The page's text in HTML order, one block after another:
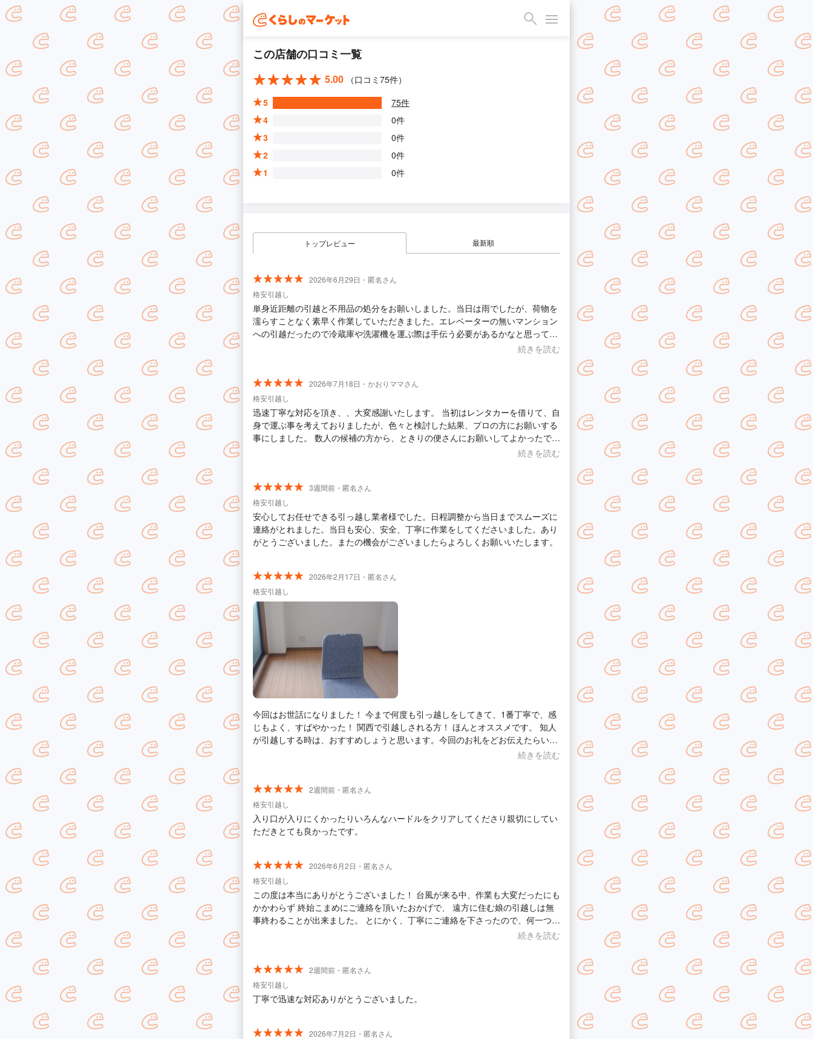
この店舗の口コミ一覧
5.00
（口コミ75件）
5
75件
4
0件
3
0件
2
0件
1
0件
トップレビュー 最新順
2026年6月29日・匿名さん
格安引越し
単身近距離の引越と不用品の処分をお願いしました。当日は雨でしたが、荷物を
濡らすことなく素早く作業していただきました。エレベーターの無いマンション
への引越だったので冷蔵庫や洗濯機を運ぶ際は手伝う必要があるかなと思ってま
したが、一人で運び上げていただき驚き感心しました。不用品の処分も同時にや
す。今回はありがとうございました。
続きを読む
2026年7月18日・かおりママさん
格安引越し
迅速丁寧な対応を頂き、、大変感謝いたします。 当初はレンタカーを借りて、自
身で運ぶ事を考えておりましたが、色々と検討した結果、プロの方にお願いする
事にしました。 数人の候補の方から、ときりの便さんにお願いしてよかったで
続きを読む
3週間前・匿名さん
格安引越し
安心してお任せできる引っ越し業者様でした。日程調整から当日までスムーズに
連絡がとれました。当日も安心、安全、丁寧に作業をしてくださいました。あり
がとうございました。またの機会がございましたらよろしくお願いいたします。
2026年2月17日・匿名さん
格安引越し
今回はお世話になりました！ 今まで何度も引っ越しをしてきて、1番丁寧で、感
じもよく、すばやかった！ 関西で引越しされる方！ ほんとオススメです。 知人
が引越しする時は、おすすめしょうと思います。今回のお礼をどお伝えたらいい
のか、わからないので、最高です！！！と コメントさせていただきます。 あり
続きを読む
2週間前・匿名さん
格安引越し
入り口が入りにくかったりいろんなハードルをクリアしてくださり親切にしてい
ただきとても良かったです。
2026年6月2日・匿名さん
格安引越し
この度は本当にありがとうございました！ 台風が来る中、作業も大変だったにも
かかわらず 終始こまめにご連絡を頂いたおかげで、 遠方に住む娘の引越しは無
事終わることが出来ました。 とにかく、丁寧にご連絡を下さったので、何一つ不
安なことはありませんでした。 また次回、7月にも利用させていただきます。 そ
続きを読む
2週間前・匿名さん
格安引越し
丁寧で迅速な対応ありがとうございました。
2026年7月2日・匿名さん